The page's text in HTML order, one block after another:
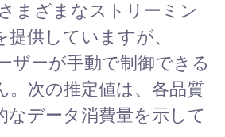
まざまなストリーミン
供していますが、
ザーが手動で制御できる
。次の推定値は、各品質
なデータ消費量を示して